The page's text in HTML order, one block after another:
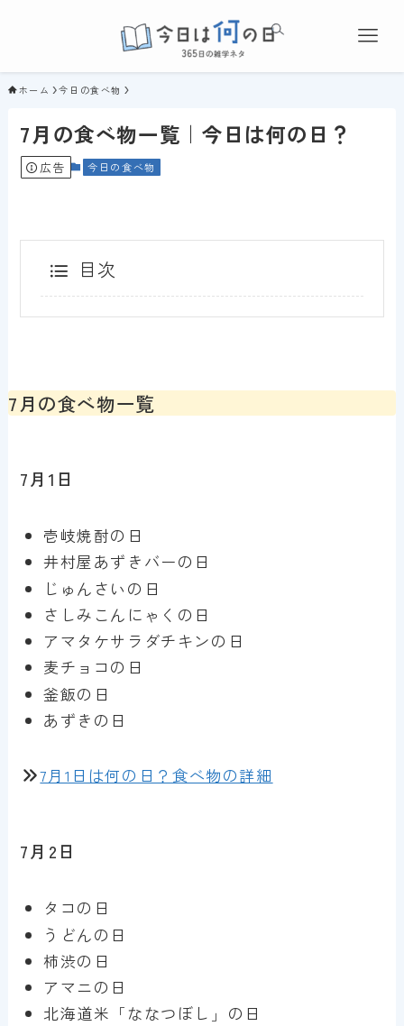
ホーム 今日の食べ物
7月の食べ物一覧｜今日は何の日？
広告 今日の食べ物
目次
7月の食べ物一覧
7月1日
壱岐焼酎の日
井村屋あずきバーの日
じゅんさいの日
さしみこんにゃくの日
アマタケサラダチキンの日
麦チョコの日
釜飯の日
あずきの日
7月1日は何の日？食べ物の詳細
7月2日
タコの日
うどんの日
柿渋の日
アマニの日
北海道米「ななつぼし」の日